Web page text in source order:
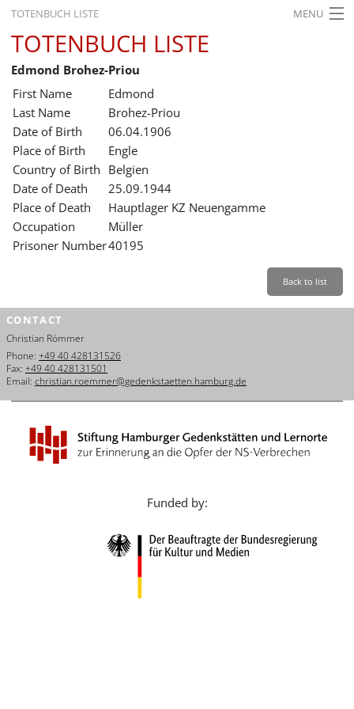
TOTENBUCH LISTE MENU
STARTSEITE
AUSSTELLUNGEN
GESCHICHTE
BILDUNG
FORSCHUNG
SERVICE
Leichte Sprache Back
Dansk
Español
Italiano
Nederlands
Português
TOTENBUCH LISTE
Edmond Brohez-Priou
First Name
Edmond
Last Name
Brohez-Priou
Date of Birth
06.04.1906
Place of Birth
Engle
Country of Birth Belgien
Date of Death
25.09.1944
Place of Death
Hauptlager KZ Neuengamme
Occupation
Müller
Prisoner Number40195
Back to list
CONTACT
Christian Römmer
Phone: +49 40 428131526
Fax: +49 40 428131501
Email: christian.roemmer@gedenkstaetten.hamburg.de
Funded by: